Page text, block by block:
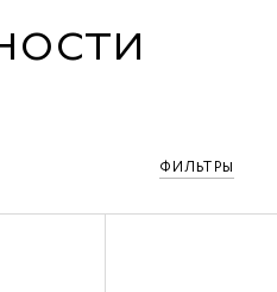
ФИЛЬТРЫ